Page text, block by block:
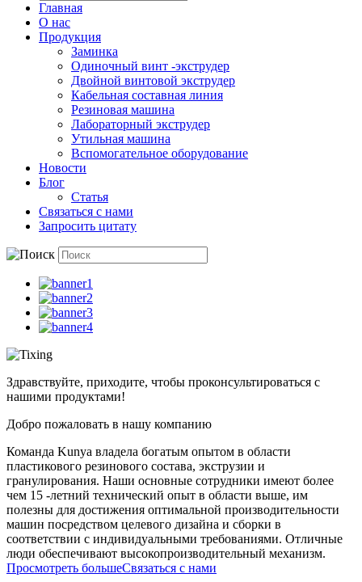
Главная
О нас
Продукция
Заминка
Одиночный винт -экструдер
Двойной винтовой экструдер
Кабельная составная линия
Резиновая машина
Лабораторный экструдер
Утильная машина
Вспомогательное оборудование
Новости
Блог
Статья
Связаться с нами
Запросить цитату
Здравствуйте, приходите, чтобы проконсультироваться с
нашими продуктами!
Добро пожаловать в нашу компанию
Команда Kunya владела богатым опытом в области
пластикового резинового состава, экструзии и
гранулирования. Наши основные сотрудники имеют более
чем 15 -летний технический опыт в области выше, им
полезны для достижения оптимальной производительности
машин посредством целевого дизайна и сборки в
соответствии с индивидуальными требованиями. Отличные
люди обеспечивают высокопроизводительный механизм.
Просмотреть большеСвязаться с нами